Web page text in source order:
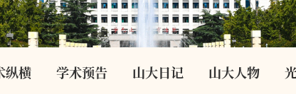
纵横 学术预告 山大日记 山大人物